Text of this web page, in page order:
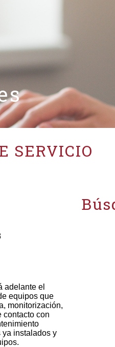
SERVICIO
adelante el
equipos que
monitorización,
contacto con
ya instalados y